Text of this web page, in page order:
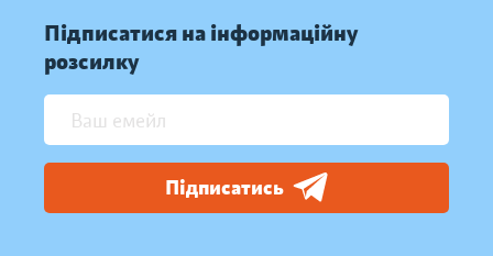
Підписатися на інформаційну
розсилку
Підписатись